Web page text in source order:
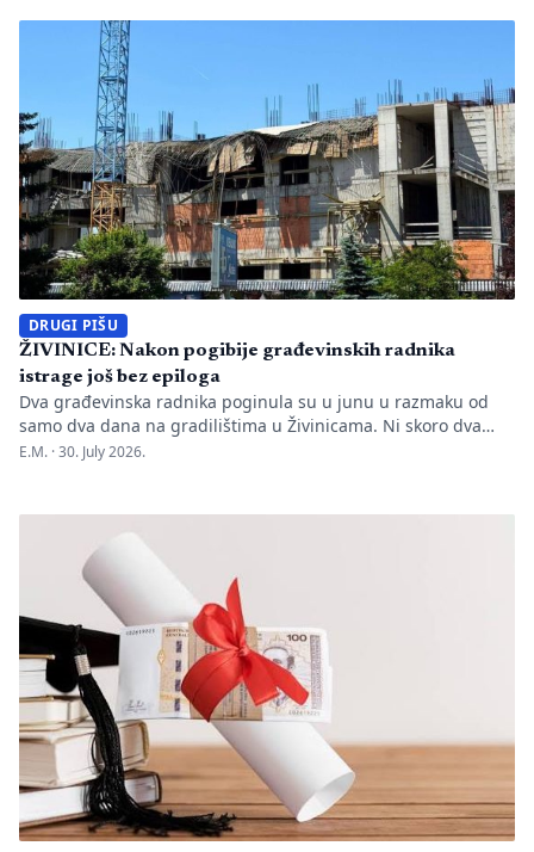
kakva je sudbina studenata koji su uložili godine i novac u
bezvrijedne indekse? Odlukom Kantonalnog suda u […]
DRUGI PIŠU
ŽIVINICE: Nakon pogibije građevinskih radnika
istrage još bez epiloga
Dva građevinska radnika poginula su u junu u razmaku od
samo dva dana na gradilištima u Živinicama. Ni skoro dva
mjeseca kasnije javnosti nisu poznati uzroci nesreća, niti je
Mahmutović Dok Tužilaštvo Tuzlanskog kantona sprovodi
istrage, odgovornost […]
E.M. ·30. July 2026.